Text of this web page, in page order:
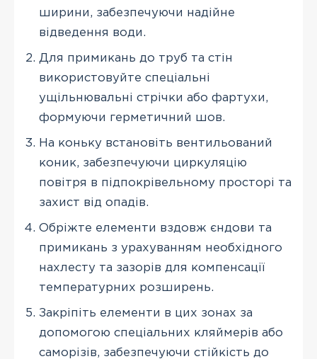
ширини, забезпечуючи надійне
відведення води.
Для примикань до труб та стін
використовуйте спеціальні
ущільнювальні стрічки або фартухи,
формуючи герметичний шов.
На коньку встановіть вентильований
коник, забезпечуючи циркуляцію
повітря в підпокрівельному просторі та
захист від опадів.
Обріжте елементи вздовж єндови та
примикань з урахуванням необхідного
нахлесту та зазорів для компенсації
температурних розширень.
Закріпіть елементи в цих зонах за
допомогою спеціальних кляймерів або
саморізів, забезпечуючи стійкість до